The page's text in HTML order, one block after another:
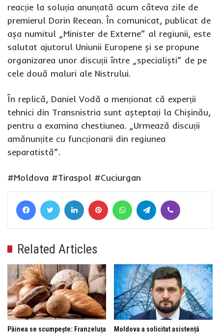
reacție la soluția anunțată acum câteva zile de
premierul Dorin Recean. În comunicat, publicat de
așa numitul „Minister de Externe” al regiunii, este
salutat ajutorul Uniunii Europene și se propune
organizarea unor discuții între „specialiști” de pe
cele două maluri ale Nistrului.️
În replică, Daniel Vodă a menționat că experții
tehnici din Transnistria sunt așteptați la Chișinău,
pentru a examina chestiunea. „Urmează discuții
amănunțite cu funcționarii din regiunea
separatistă”.
#Moldova #Tiraspol #Cuciurgan
FacebookTwitter LinkedIn Pinterest WhatsAppTelegram
Related Articles
Pâinea se scumpește: Franzeluța
Moldova a solicitat asistență